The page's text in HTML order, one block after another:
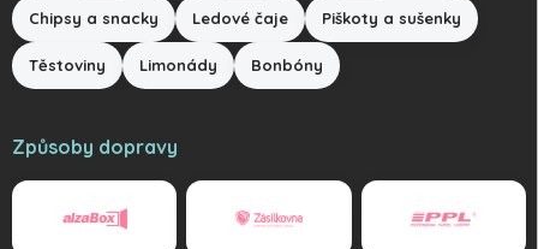
Chipsy a snacky Ledové čaje Piškoty a sušenky
Těstoviny Limonády Bonbóny
Způsoby dopravy